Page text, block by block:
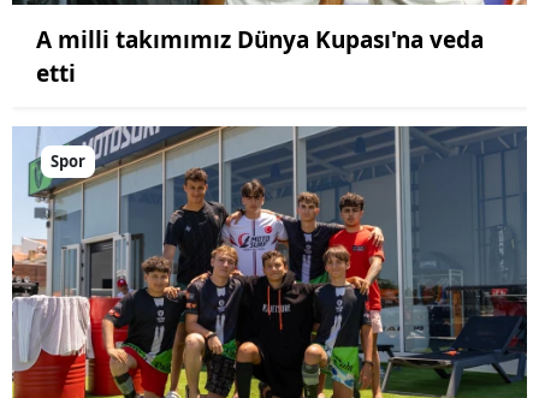
A milli takımımız Dünya Kupası'na veda
etti
Spor